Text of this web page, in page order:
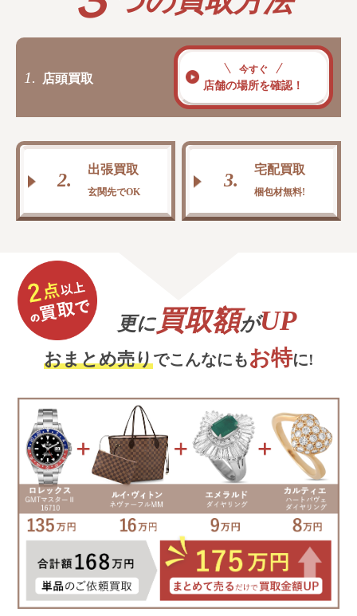
1. 店頭買取
今すぐ
店舗の場所を確認！
2.
出張買取
玄関先でOK
3.
宅配買取
梱包材無料!
更に買取額がUP
おまとめ売りでこんなにもお特に!